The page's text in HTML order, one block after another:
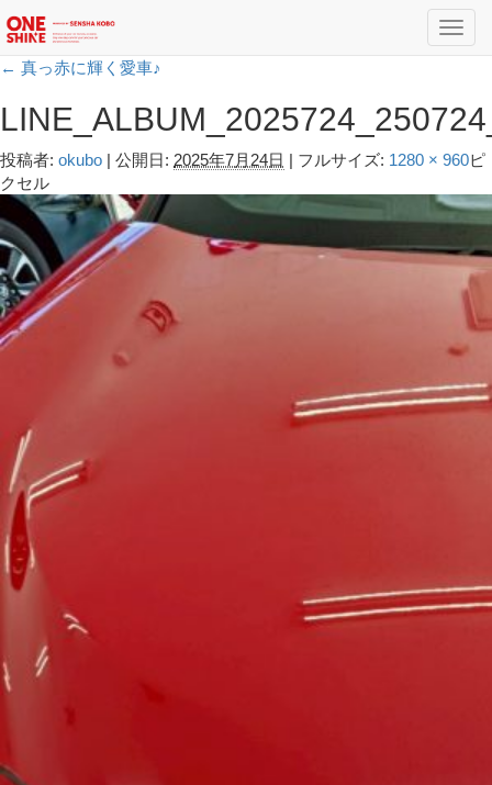
← 真っ赤に輝く愛車♪
投稿者: okubo | 公開日: 2025年7月24日 | フルサイズ: 1280 × 960ピ
クセル